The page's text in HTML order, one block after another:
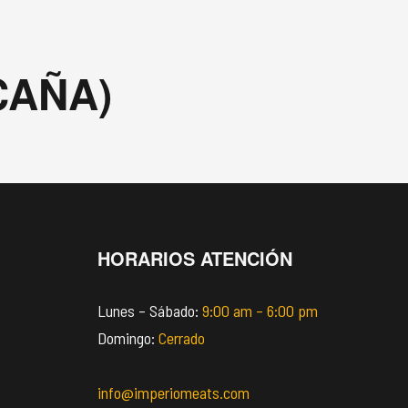
HORARIOS ATENCIÓN
Lunes – Sábado: 9:00 am – 6:00 pm
Domingo: Cerrado
info@imperiomeats.com